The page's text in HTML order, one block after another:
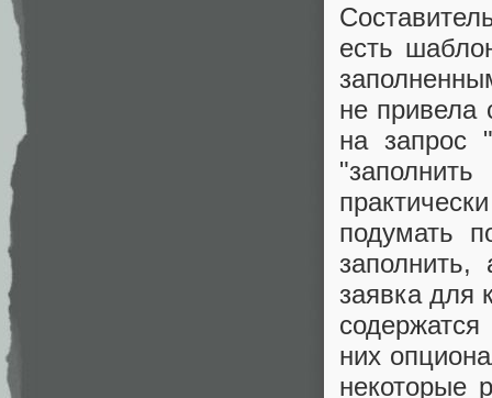
есть
не привела
на запрос
подумать
заявка для
них
некоторые